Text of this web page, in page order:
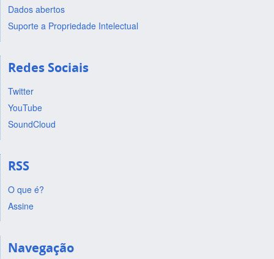
Dados abertos
Suporte a Propriedade Intelectual
Redes Sociais
Twitter
YouTube
SoundCloud
RSS
O que é?
Assine
Navegação